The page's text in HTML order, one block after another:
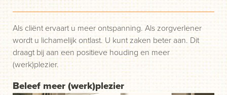
Beleef meer (werk)plezier
Als cliënt ervaart u meer ontspanning. Als zorgverlener
wordt u lichamelijk ontlast. U kunt zaken beter aan. Dit
draagt bij aan een positieve houding en meer
(werk)plezier.